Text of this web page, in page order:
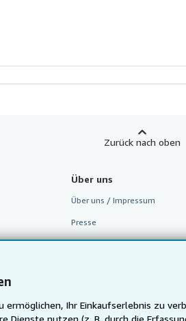
ermöglichen, Ihr Einkaufserlebnis zu
Dienste nutzen (z. B. durch die
Zurück nach oben
Verkäufer
Über uns
Über uns / Impressum
Presse
Karriere
Cookie-Hinweis